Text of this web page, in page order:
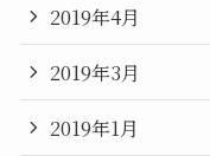
2019年4月
2019年3月
2019年1月